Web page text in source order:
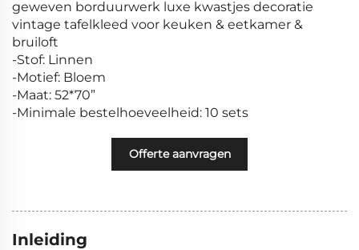
geweven borduurwerk luxe kwastjes decoratie
vintage tafelkleed voor keuken & eetkamer &
bruiloft
-Stof: Linnen
-Motief: Bloem
-Maat: 52*70”
-Minimale bestelhoeveelheid: 10 sets
Offerte aanvragen
Inleiding